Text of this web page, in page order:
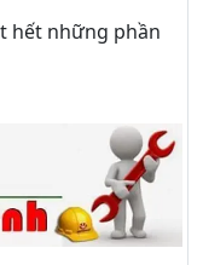
hết những phần